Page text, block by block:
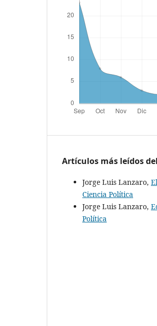
Artículos más leídos
Jorge Luis Lanzaro,
Ciencia Política
Jorge Luis Lanzaro,
Política